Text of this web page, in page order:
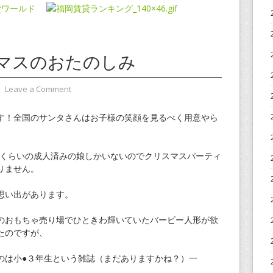
スのおたのしみ
Leave a Comment
全国のサンタさんはお子様の笑顔を見るべく用意やら
らいの成人済みの娘しかいないのでクリスマスパーティ
せん。
出があります。
もちゃ売り場でひときわ輝いていたバービー人形が欲
ですが、
小●３年生という雑誌（まだありますかね？）一